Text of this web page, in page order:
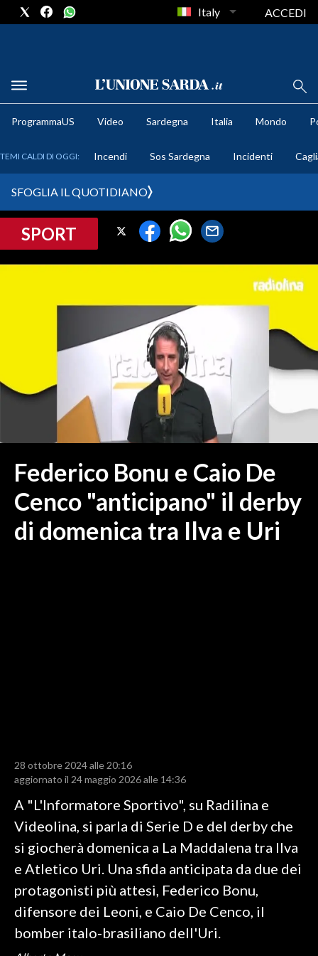
METEO
CRONACA SARDEGNA
SULCIS IGLESIENTE
ORISTANO E PROVINCIA
GALLURA
NUORO E PROVINCIA
ITALIA
MONDO
RISULTATI E CLASSIFICHE
CALCIO REGIONALE
BASKET
VOLLEY
MOTORI
TENNIS
ALTRI SPORT
CULTURA
Italy ACCEDI
ProgrammaUS Video Sardegna Italia Mondo
TEMI CALDI DI OGGI: Incendi Sos Sardegna Incidenti
SFOGLIA IL QUOTIDIANO
SPORT
Federico Bonu e Caio De
Cenco "anticipano" il derby
di domenica tra Ilva e Uri
28 ottobre 2024 alle 20:16
aggiornato il 24 maggio 2026 alle 14:36
A "L'Informatore Sportivo", su Radilina e
Videolina, si parla di Serie D e del derby che
si giocherà domenica a La Maddalena tra Ilva
e Atletico Uri. Una sfida anticipata da due dei
protagonisti più attesi, Federico Bonu,
difensore dei Leoni, e Caio De Cenco, il
bomber italo-brasiliano dell'Uri.